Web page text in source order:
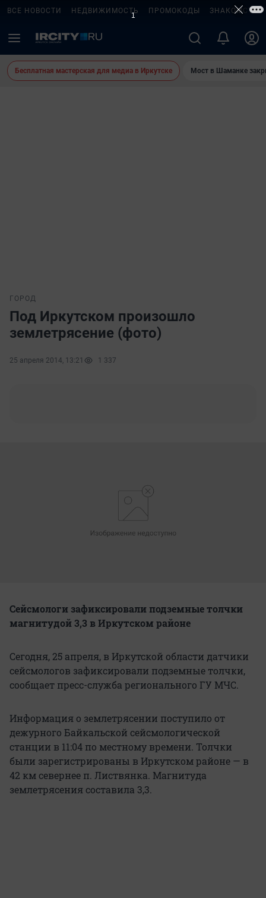
ВСЕ НОВОСТИ НЕДВИЖИМОСТЬ ПРОМОКОДЫ ЗНАКОМСТВА
Бесплатная мастерская для медиа в Иркутске Мост в Шаманке
ГОРОД
Под Иркутском произошло
землетрясение (фото)
25 апреля 2014, 13:21 1 337
Сейсмологи зафиксировали подземные толчки
магнитудой 3,3 в Иркутском районе
Сегодня, 25 апреля, в Иркутской области датчики
сейсмологов зафиксировали подземные толчки,
сообщает пресс-служба регионального ГУ МЧС.
Информация о землетрясении поступило от
дежурного Байкальской сейсмологической
станции в 11:04 по местному времени. Толчки
были зарегистрированы в Иркутском районе — в
42 км севернее п. Листвянка. Магнитуда
землетрясения составила 3,3.